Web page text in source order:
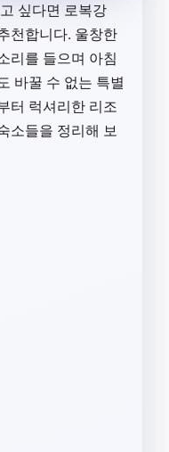
싶다면 로복강
천합니다. 울창한
리를 들으며 아침
바꿀 수 없는 특별
터 럭셔리한 리조
소들을 정리해 보